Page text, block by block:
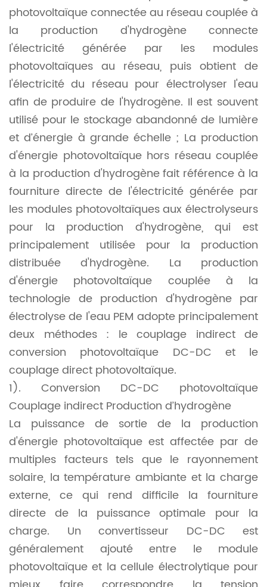
photovoltaïque connectée au réseau couplée à
la production d'hydrogène connecte
l'électricité générée par les modules
photovoltaïques au réseau, puis obtient de
l'électricité du réseau pour électrolyser l'eau
afin de produire de l'hydrogène. Il est souvent
utilisé pour le stockage abandonné de lumière
et d’énergie à grande échelle ; La production
d'énergie photovoltaïque hors réseau couplée
à la production d'hydrogène fait référence à la
fourniture directe de l'électricité générée par
les modules photovoltaïques aux électrolyseurs
pour la production d'hydrogène, qui est
principalement utilisée pour la production
distribuée d'hydrogène. La production
d'énergie photovoltaïque couplée à la
technologie de production d'hydrogène par
électrolyse de l'eau PEM adopte principalement
deux méthodes : le couplage indirect de
conversion photovoltaïque DC-DC et le
couplage direct photovoltaïque.
1). Conversion DC-DC photovoltaïque
Couplage indirect Production d’hydrogène
La puissance de sortie de la production
d'énergie photovoltaïque est affectée par de
multiples facteurs tels que le rayonnement
solaire, la température ambiante et la charge
externe, ce qui rend difficile la fourniture
directe de la puissance optimale pour la
charge. Un convertisseur DC-DC est
généralement ajouté entre le module
photovoltaïque et la cellule électrolytique pour